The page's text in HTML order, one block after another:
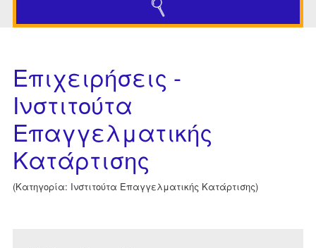
Επιχειρήσεις -
Ινστιτούτα
Επαγγελματικής
Κατάρτισης
(Κατηγορία: Ινστιτούτα Επαγγελματικής Κατάρτισης)